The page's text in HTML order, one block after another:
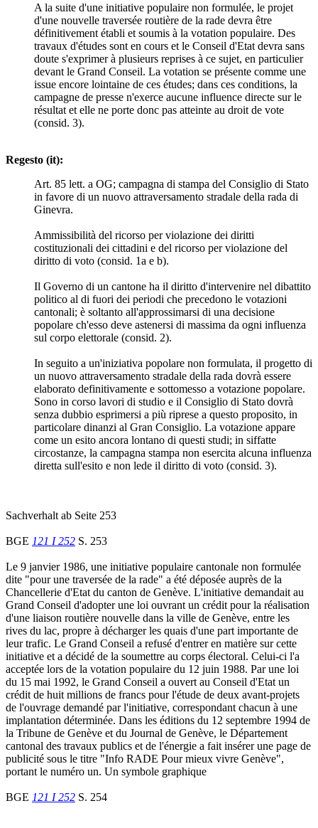
A la suite d'une initiative populaire non formulée, le projet
d'une nouvelle traversée routière de la rade devra être
définitivement établi et soumis à la votation populaire. Des
travaux d'études sont en cours et le Conseil d'Etat devra sans
doute s'exprimer à plusieurs reprises à ce sujet, en particulier
devant le Grand Conseil. La votation se présente comme une
issue encore lointaine de ces études; dans ces conditions, la
campagne de presse n'exerce aucune influence directe sur le
résultat et elle ne porte donc pas atteinte au droit de vote
(consid. 3).
Regesto (it):
Art. 85 lett. a OG; campagna di stampa del Consiglio di Stato
in favore di un nuovo attraversamento stradale della rada di
Ginevra.
Ammissibilità del ricorso per violazione dei diritti
costituzionali dei cittadini e del ricorso per violazione del
diritto di voto (consid. 1a e b).
Il Governo di un cantone ha il diritto d'intervenire nel dibattito
politico al di fuori dei periodi che precedono le votazioni
cantonali; è soltanto all'approssimarsi di una decisione
popolare ch'esso deve astenersi di massima da ogni influenza
sul corpo elettorale (consid. 2).
In seguito a un'iniziativa popolare non formulata, il progetto di
un nuovo attraversamento stradale della rada dovrà essere
elaborato definitivamente e sottomesso a votazione popolare.
Sono in corso lavori di studio e il Consiglio di Stato dovrà
senza dubbio esprimersi a più riprese a questo proposito, in
particolare dinanzi al Gran Consiglio. La votazione appare
come un esito ancora lontano di questi studi; in siffatte
circostanze, la campagna stampa non esercita alcuna influenza
diretta sull'esito e non lede il diritto di voto (consid. 3).
Sachverhalt ab Seite 253
BGE 121 I 252 S. 253
Le 9 janvier 1986, une initiative populaire cantonale non formulée
dite "pour une traversée de la rade" a été déposée auprès de la
Chancellerie d'Etat du canton de Genève. L'initiative demandait au
Grand Conseil d'adopter une loi ouvrant un crédit pour la réalisation
d'une liaison routière nouvelle dans la ville de Genève, entre les
rives du lac, propre à décharger les quais d'une part importante de
leur trafic. Le Grand Conseil a refusé d'entrer en matière sur cette
initiative et a décidé de la soumettre au corps électoral. Celui-ci l'a
acceptée lors de la votation populaire du 12 juin 1988. Par une loi
du 15 mai 1992, le Grand Conseil a ouvert au Conseil d'Etat un
crédit de huit millions de francs pour l'étude de deux avant-projets
de l'ouvrage demandé par l'initiative, correspondant chacun à une
implantation déterminée. Dans les éditions du 12 septembre 1994 de
la Tribune de Genève et du Journal de Genève, le Département
cantonal des travaux publics et de l'énergie a fait insérer une page de
publicité sous le titre "Info RADE Pour mieux vivre Genève",
portant le numéro un. Un symbole graphique
BGE 121 I 252 S. 254